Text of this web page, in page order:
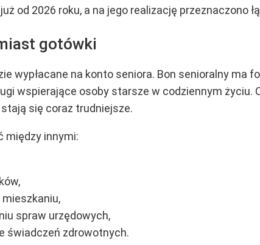
od 2026 roku, a na jego realizację przeznaczono
gotówki
wypłacane na konto seniora. Bon senioralny ma
wspierające osoby starsze w codziennym
się coraz trudniejsze.
między innymi:
spraw urzędowych,
świadczeń zdrowotnych.